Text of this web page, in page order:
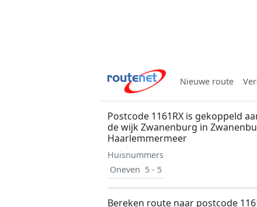
Nieuwe route
Postcode 1161RX is gekoppeld
de wijk Zwanenburg in
Haarlemmermeer
Huisnummers
Oneven 5 - 5
Bereken route naar postcode